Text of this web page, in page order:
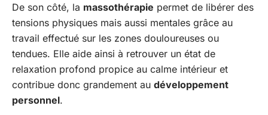
De son côté, la massothérapie permet de libérer des
tensions physiques mais aussi mentales grâce au
travail effectué sur les zones douloureuses ou
tendues. Elle aide ainsi à retrouver un état de
relaxation profond propice au calme intérieur et
contribue donc grandement au développement
personnel.